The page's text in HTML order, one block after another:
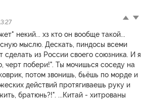
некий... хз кто он вообще такой...
мыслю. Дескать, пиндосы всеми
сделать из России своего союзника. И я
черт побери!". Ты мочишься соседу на
потом звонишь, бьёшь по морде и
действий протягиваешь руку и
братюнь?!". ...Китай - хитрованы